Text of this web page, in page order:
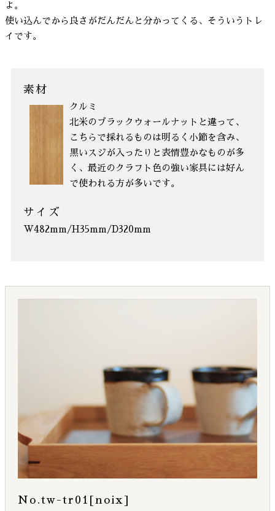
よ。
使い込んでから良さがだんだんと分かってくる、そういうトレ
イです。
素材
クルミ
北米のブラックウォールナットと違って、
こちらで採れるものは明るく小節を含み、
黒いスジが入ったりと表情豊かなものが多
く、最近のクラフト色の強い家具には好ん
で使われる方が多いです。
サイズ
W482mm/H35mm/D320mm
No.tw-tr01[noix]